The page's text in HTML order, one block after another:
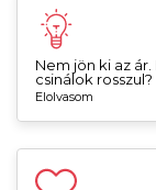
Nem jön ki az ár.
csinálok rosszul?
Elolvasom